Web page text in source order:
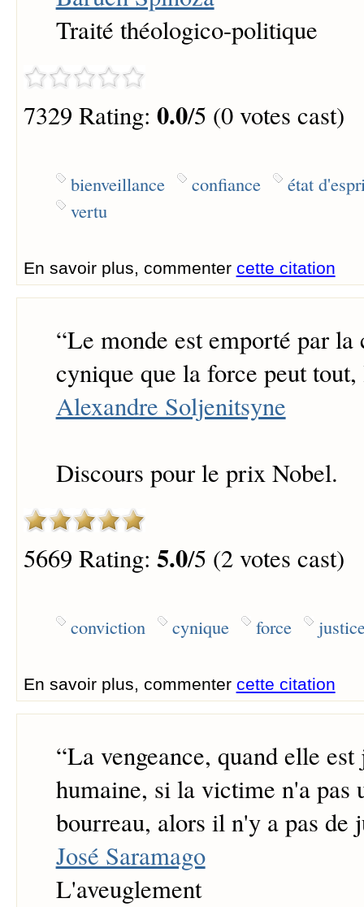
Traité théologico-politique
7329 Rating: 0.0/5 (0 votes cast)
bienveillance confiance
état
vertu
En savoir plus, commenter cette citation
“Le monde est emporté par
cynique que la force peut
Alexandre Soljenitsyne
Discours pour le prix Nobel.
5669 Rating: 5.0/5 (2 votes cast)
conviction cynique force
En savoir plus, commenter cette citation
“La vengeance, quand elle est
humaine, si la victime n'a pas
bourreau, alors il n'y a pas de
José Saramago
L'aveuglement